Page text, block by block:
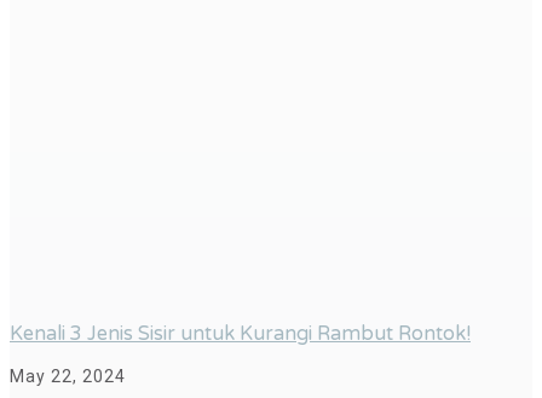
Kenali 3 Jenis Sisir untuk Kurangi Rambut Rontok!
May 22, 2024